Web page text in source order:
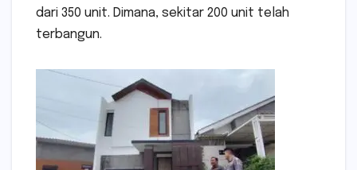
dari 350 unit. Dimana, sekitar 200 unit telah
terbangun.